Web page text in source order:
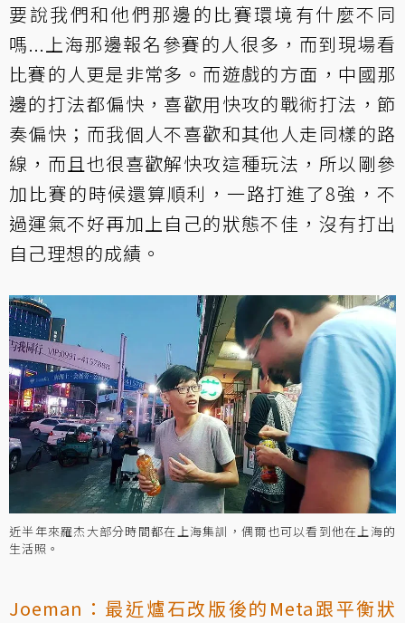
要說我們和他們那邊的比賽環境有什麼不同
嗎...上海那邊報名參賽的人很多，而到現場看
比賽的人更是非常多。而遊戲的方面，中國那
邊的打法都偏快，喜歡用快攻的戰術打法，節
奏偏快；而我個人不喜歡和其他人走同樣的路
線，而且也很喜歡解快攻這種玩法，所以剛參
加比賽的時候還算順利，一路打進了8強，不
過運氣不好再加上自己的狀態不佳，沒有打出
自己理想的成績。
近半年來羅杰大部分時間都在上海集訓，偶爾也可以看到他在上海的
生活照。
Joeman：最近爐石改版後的Meta跟平衡狀